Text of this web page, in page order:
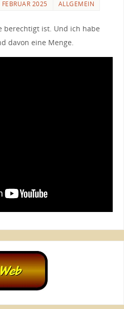
FEBRUAR 2025 ALLGEMEIN
berechtigt ist. Und ich habe
davon eine Menge.